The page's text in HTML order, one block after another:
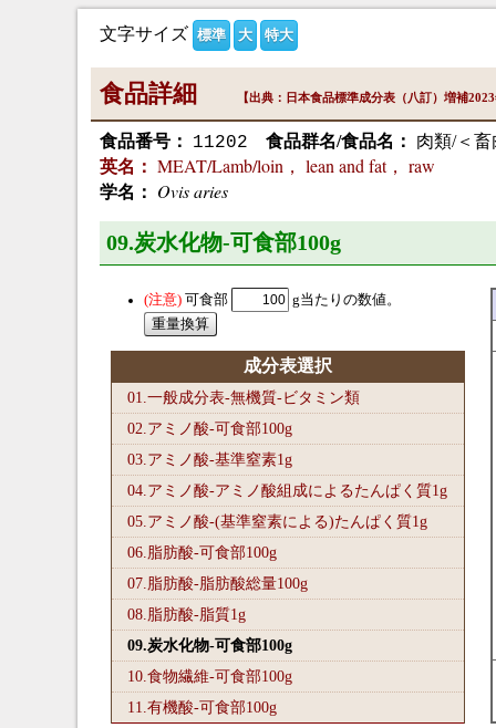
文字サイズ 標準 大 特大
食品詳細 【出典：日本食品標準成分表（八訂）増補
食品番号： 11202 食品群名/食品名：
肉類/＜
英名： MEAT/Lamb/loin， lean and fat， raw
学名： Ovis aries
09.炭水化物-可食部100g
可食部 g当たりの数値。
成分表選択
01.一般成分表-無機質-ビタミン類
02.アミノ酸-可食部100g
03.アミノ酸-基準窒素1g
04.アミノ酸-アミノ酸組成によるたんぱく質1g
05.アミノ酸-(基準窒素による)たんぱく質1g
06.脂肪酸-可食部100g
07.脂肪酸-脂肪酸総量100g
08.脂肪酸-脂質1g
09.炭水化物-可食部100g
10.食物繊維-可食部100g
11.有機酸-可食部100g